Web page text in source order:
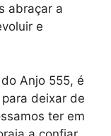
abraçar a
e
Anjo 555, é
deixar de
ter em